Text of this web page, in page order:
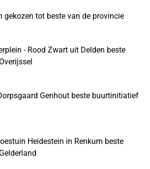
gekozen tot beste van de provincie
- Rood Zwart uit Delden beste
Genhout beste buurtinitiatief
Heidestein in Renkum beste